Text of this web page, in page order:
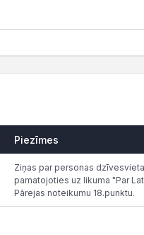
Piezīmes
Ziņas par personas
pamatojoties uz likuma "Par
Pārejas noteikumu 18.punktu.